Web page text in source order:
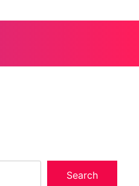
Search